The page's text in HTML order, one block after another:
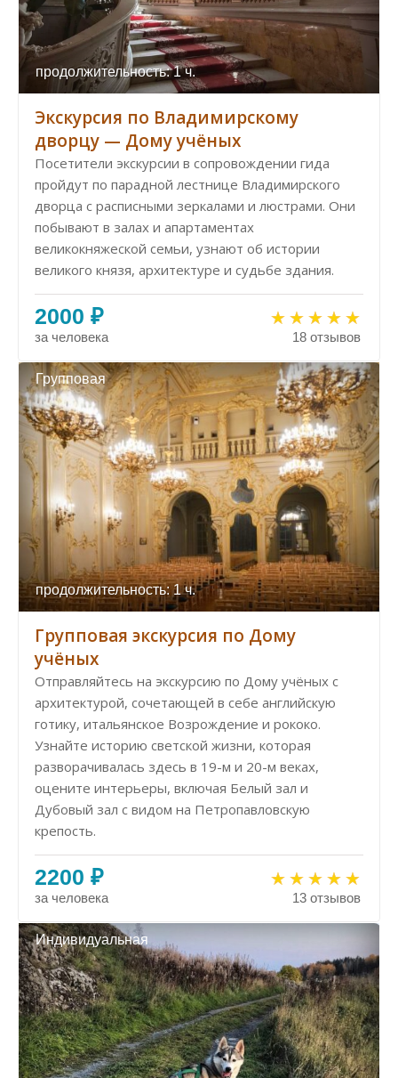
продолжительность: 1 ч.
Экскурсия по Владимирскому
дворцу — Дому учёных
Посетители экскурсии в сопровождении гида
пройдут по парадной лестнице Владимирского
дворца с расписными зеркалами и люстрами. Они
побывают в залах и апартаментах
великокняжеской семьи, узнают об истории
великого князя, архитектуре и судьбе здания.
2000 ₽
за человека 18 отзывов
Групповая
продолжительность: 1 ч.
Групповая экскурсия по Дому
учёных
Отправляйтесь на экскурсию по Дому учёных с
архитектурой, сочетающей в себе английскую
готику, итальянское Возрождение и рококо.
Узнайте историю светской жизни, которая
разворачивалась здесь в 19-м и 20-м веках,
оцените интерьеры, включая Белый зал и
Дубовый зал с видом на Петропавловскую
крепость.
2200 ₽
за человека 13 отзывов
Индивидуальная